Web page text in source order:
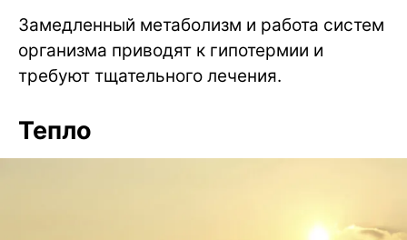
Замедленный метаболизм и работа систем
организма приводят к гипотермии и
требуют тщательного лечения.
Тепло